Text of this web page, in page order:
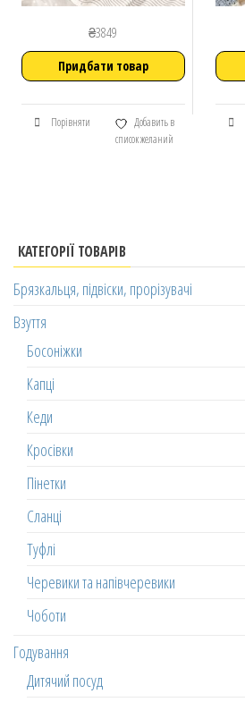
₴3849
Придбати товар
Порівняти
Добавить в
список желаний
КАТЕГОРІЇ ТОВАРІВ
Брязкальця, підвіски, прорізувачі
Взуття
Босоніжки
Капці
Кеди
Кросівки
Пінетки
Сланці
Туфлі
Черевики та напівчеревики
Чоботи
Годування
Дитячий посуд